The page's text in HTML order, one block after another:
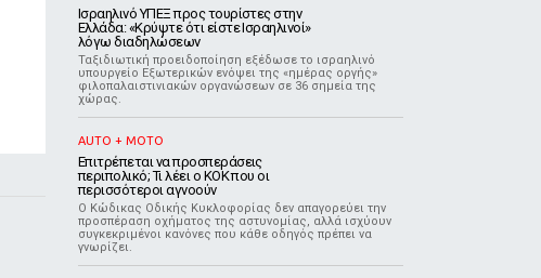
Ισραηλινό ΥΠΕΞ προς τουρίστες στην
Ελλάδα: «Κρύψτε ότι είστε Ισραηλινοί»
λόγω διαδηλώσεων
Ταξιδιωτική προειδοποίηση εξέδωσε το ισραηλινό
υπουργείο Εξωτερικών ενόψει της «ημέρας οργής»
φιλοπαλαιστινιακών οργανώσεων σε 36 σημεία της
χώρας.
AUTO + MOTO
Επιτρέπεται να προσπεράσεις
περιπολικό; Τι λέει ο ΚΟΚ που οι
περισσότεροι αγνοούν
Ο Κώδικας Οδικής Κυκλοφορίας δεν απαγορεύει την
προσπέραση οχήματος της αστυνομίας, αλλά ισχύουν
συγκεκριμένοι κανόνες που κάθε οδηγός πρέπει να
γνωρίζει.